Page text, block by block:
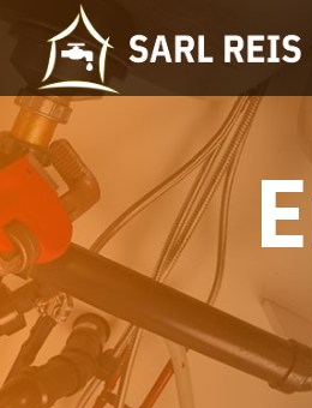
Panneau de gestion des cookies